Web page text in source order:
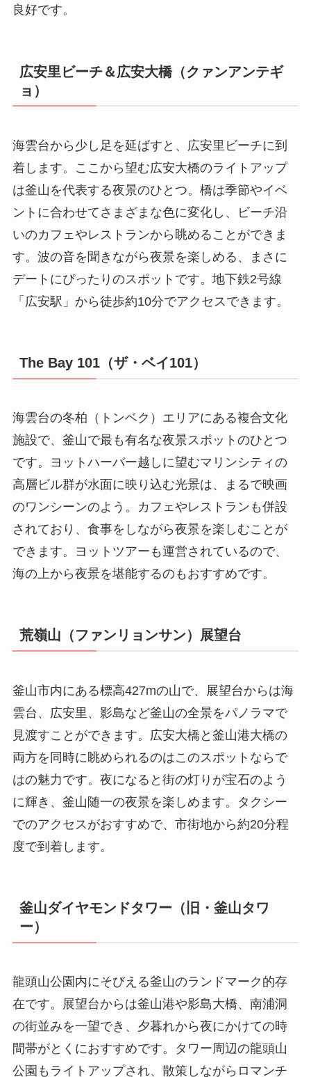
良好です。
広安里ビーチ＆広安大橋（クァンアンテギ
ョ）
海雲台から少し足を延ばすと、広安里ビーチに到
着します。ここから望む広安大橋のライトアップ
は釜山を代表する夜景のひとつ。橋は季節やイベ
ントに合わせてさまざまな色に変化し、ビーチ沿
いのカフェやレストランから眺めることができま
す。波の音を聞きながら夜景を楽しめる、まさに
デートにぴったりのスポットです。地下鉄2号線
「広安駅」から徒歩約10分でアクセスできます。
The Bay 101（ザ・ベイ101）
海雲台の冬柏（トンベク）エリアにある複合文化
施設で、釜山で最も有名な夜景スポットのひとつ
です。ヨットハーバー越しに望むマリンシティの
高層ビル群が水面に映り込む光景は、まるで映画
のワンシーンのよう。カフェやレストランも併設
されており、食事をしながら夜景を楽しむことが
できます。ヨットツアーも運営されているので、
海の上から夜景を堪能するのもおすすめです。
荒嶺山（ファンリョンサン）展望台
釜山市内にある標高427mの山で、展望台からは海
雲台、広安里、影島など釜山の全景をパノラマで
見渡すことができます。広安大橋と釜山港大橋の
両方を同時に眺められるのはこのスポットならで
はの魅力です。夜になると街の灯りが宝石のよう
に輝き、釜山随一の夜景を楽しめます。タクシー
でのアクセスがおすすめで、市街地から約20分程
度で到着します。
釜山ダイヤモンドタワー（旧・釜山タワ
ー）
龍頭山公園内にそびえる釜山のランドマーク的存
在です。展望台からは釜山港や影島大橋、南浦洞
の街並みを一望でき、夕暮れから夜にかけての時
間帯がとくにおすすめです。タワー周辺の龍頭山
公園もライトアップされ、散策しながらロマンチ